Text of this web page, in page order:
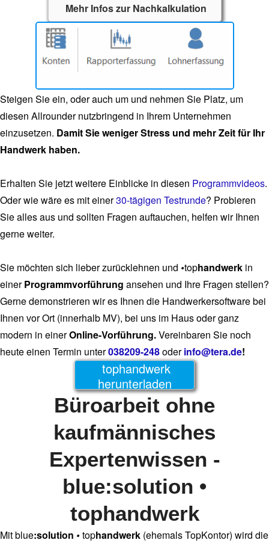
Mehr Infos zur Nachkalkulation
Steigen Sie ein, oder auch um und nehmen Sie Platz, um
diesen Allrounder nutzbringend in Ihrem Unternehmen
einzusetzen. Damit Sie weniger Stress und mehr Zeit für Ihr
Handwerk haben.
Erhalten Sie jetzt weitere Einblicke in diesen Programmvideos.
Oder wie wäre es mit einer30-tägigen Testrunde? Probieren
Sie alles aus und sollten Fragen auftauchen, helfen wir Ihnen
gerne weiter.
Sie möchten sich lieber zurücklehnen und •tophandwerk in
einerProgrammvorführung ansehen und Ihre Fragen stellen?
Gerne demonstrieren wir es Ihnen die Handwerkersoftware bei
Ihnen vor Ort (innerhalb MV), bei uns im Haus oder ganz
modern in einerOnline-Vorführung.Vereinbaren Sie noch
heute einen Termin unter038209-248oderinfo@tera.de!
tophandwerk
herunterladen
Büroarbeit ohne
kaufmännisches
Expertenwissen -
blue:solution •
tophandwerk
Mit blue:solution •tophandwerk (ehemals TopKontor) wird die